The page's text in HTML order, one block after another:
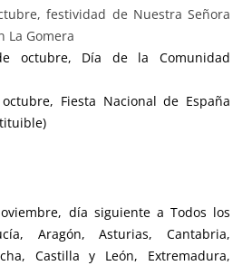
festividad de Nuestra Señora
La Gomera
octubre, Día de la Comunidad
Fiesta Nacional de España
día siguiente a Todos los
Aragón, Asturias, Cantabria,
Castilla y León, Extremadura,